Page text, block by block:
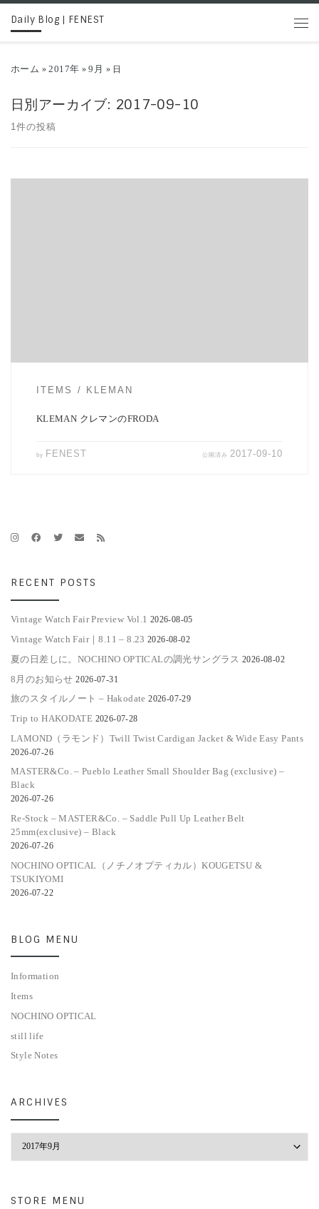
コンテンツへスキップ
Daily Blog | FENEST
ホーム » 2017年 » 9月 » 日
日別アーカイブ: 2017-09-10
1件の投稿
ITEMS KLEMAN
KLEMAN クレマンのFRODA
by FENEST 公開済み2017-09-10
RECENT POSTS
Vintage Watch Fair Preview Vol.1 2026-08-05
Vintage Watch Fair｜8.11 – 8.23 2026-08-02
夏の日差しに。NOCHINO OPTICALの調光サングラス 2026-08-02
8月のお知らせ 2026-07-31
旅のスタイルノート – Hakodate 2026-07-29
Trip to HAKODATE 2026-07-28
LAMOND（ラモンド）Twill Twist Cardigan Jacket & Wide Easy Pants
2026-07-26
MASTER&Co. – Pueblo Leather Small Shoulder Bag (exclusive) –
Black
2026-07-26
Re-Stock – MASTER&Co. – Saddle Pull Up Leather Belt
25mm(exclusive) – Black
2026-07-26
NOCHINO OPTICAL（ノチノオプティカル）KOUGETSU &
TSUKIYOMI
2026-07-22
BLOG MENU
Information
Items
NOCHINO OPTICAL
still life
Style Notes
ARCHIVES
STORE MENU